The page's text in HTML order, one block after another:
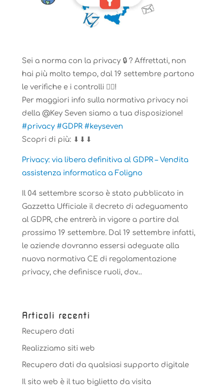
Sei a norma con la privacy 🔒 ? Affrettati, non
hai più molto tempo, dal 19 settembre partono
le verifiche e i controlli 🕵‍♀!
Per maggiori info sulla normativa privacy noi
della @Key Seven siamo a tua disposizione!
#privacy #GDPR #keyseven
Scopri di più: ⬇⬇⬇
Privacy: via libera definitiva al GDPR – Vendita
assistenza informatica a Foligno
Il 04 settembre scorso è stato pubblicato in
Gazzetta Ufficiale il decreto di adeguamento
al GDPR, che entrerà in vigore a partire dal
prossimo 19 settembre. Dal 19 settembre infatti,
le aziende dovranno essersi adeguate alla
nuova normativa CE di regolamentazione
privacy, che definisce ruoli, dov…
Articoli recenti
Recupero dati
Realizziamo siti web
Recupero dati da qualsiasi supporto digitale
Il sito web è il tuo biglietto da visita